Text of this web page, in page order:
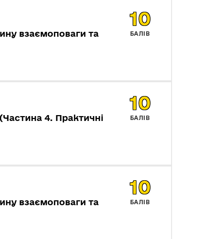
взаємоповаги та
10
БАЛІВ
4. Практичні
10
БАЛІВ
взаємоповаги та
10
БАЛІВ